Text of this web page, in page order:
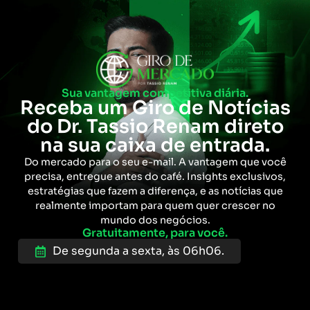
Sua vantagem competitiva diária.
Receba um Giro de Notícias
do Dr. Tassio Renam direto
na sua caixa de entrada.
Do mercado para o seu e-mail. A vantagem que você
precisa, entregue antes do café. Insights exclusivos,
estratégias que fazem a diferença, e as notícias que
realmente importam para quem quer crescer no
mundo dos negócios.
Gratuitamente, para você.
De segunda a sexta, às 06h06.